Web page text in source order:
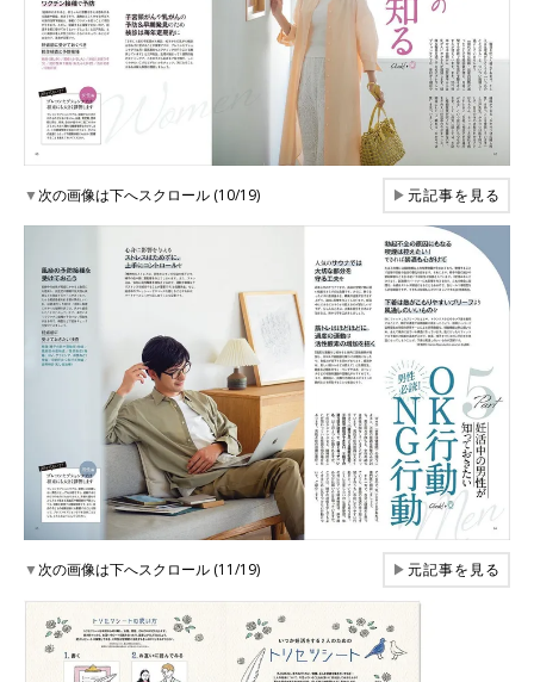
▼次の画像は下へスクロール (10/19) ▶元記事を見る
▼次の画像は下へスクロール (11/19) ▶元記事を見る